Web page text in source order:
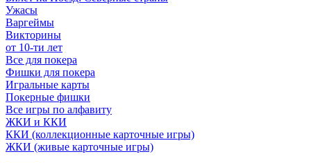
Ужасы
Варгеймы
Викторины
от 10-ти лет
Все для покера
Фишки для покера
Игральные карты
Покерные фишки
Все игры по алфавиту
ЖКИ и ККИ
ККИ (коллекционные карточные игры)
ЖКИ (живые карточные игры)